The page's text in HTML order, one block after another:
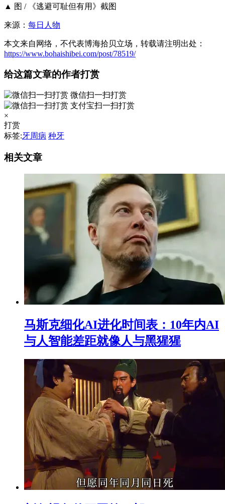
▲ 图 / 《逃避可耻但有用》截图
来源： 每日人物
本文来自网络，不代表博海拾贝立场，转载请注明出处：
https://www.bohaishibei.com/post/78519/
给这篇文章的作者打赏
微信扫一扫打赏
支付宝扫一扫打赏
×
打赏
标签:牙周病 种牙
相关文章
马斯克细化AI进化时间表：10年内AI
与人智能差距就像人与黑猩猩